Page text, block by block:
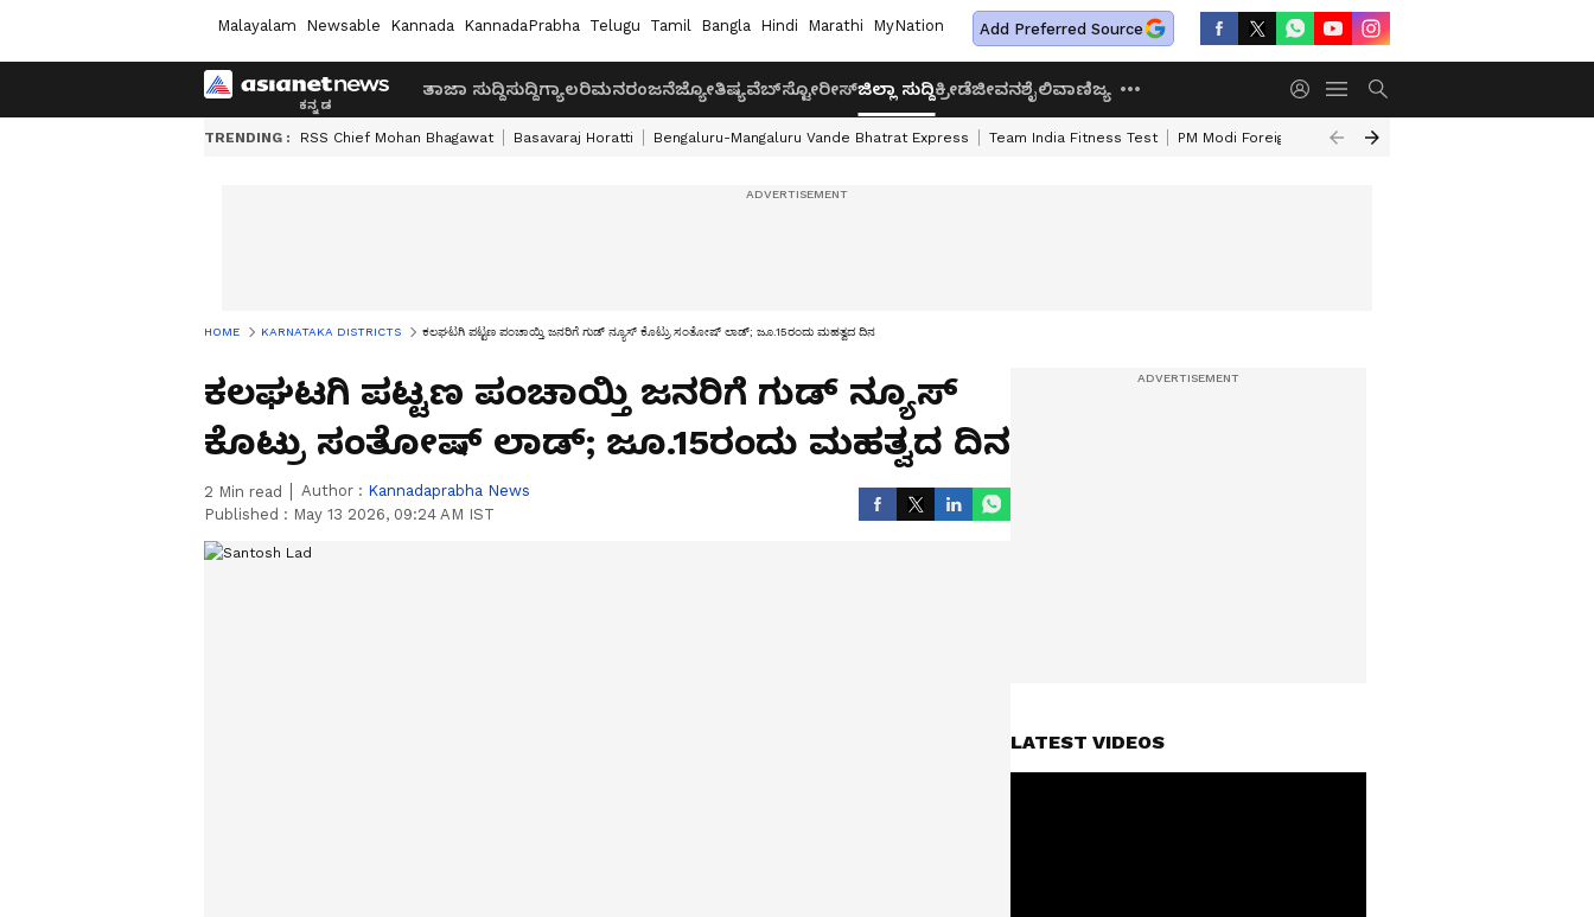
Malayalam Newsable Kannada KannadaPrabha Telugu Tamil Bangla Hindi Marathi MyNation Add Preferred Source
ತಾಜಾ ಸುದ್ದಿಸುದ್ದಿಗ್ಯಾಲರಿಮನರಂಜನೆಜ್ಯೋತಿಷ್ಯವೆಬ್‌ಸ್ಟೋರೀಸ್ಜಿಲ್ಲಾ ಸುದ್ದಿಕ್ರೀಡೆಜೀವನಶೈಲಿವಾಣಿಜ್ಯ
TRENDING : RSS Chief Mohan Bhagawat Basavaraj Horatti Bengaluru-Mangaluru Vande Bhatrat Express Team India Fitness Test PM Modi Foreign Travel Expenditure
HOME KARNATAKA DISTRICTS ಕಲಘಟಗಿ ಪಟ್ಟಣ ಪಂಚಾಯ್ತಿ ಜನರಿಗೆ ಗುಡ್ ನ್ಯೂಸ್ ಕೊಟ್ರು ಸಂತೋಷ್ ಲಾಡ್; ಜೂ.15ರಂದು ಮಹತ್ವದ ದಿನ
ಕಲಘಟಗಿ ಪಟ್ಟಣ ಪಂಚಾಯ್ತಿ ಜನರಿಗೆ ಗುಡ್ ನ್ಯೂಸ್
ಕೊಟ್ರು ಸಂತೋಷ್ ಲಾಡ್; ಜೂ.15ರಂದು ಮಹತ್ವದ ದಿನ
2 Min read Author : Kannadaprabha News
Published : May 13 2026, 09:24 AM IST
LATEST VIDEOS